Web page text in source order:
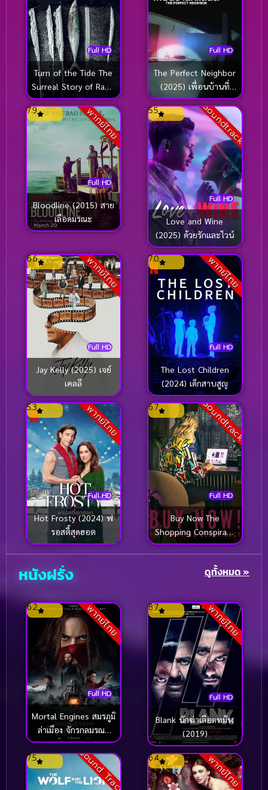
Fantasy จินตนาการ(69)
Fantasy แฟนตาซี (26)
Feel Good ฟีลกู้ด(2)
Feminism (1)
Fiction (40)
Film (45)
Film Noir นัวร์(1)
Friendship มิตรภาพ(1)
(1)
GMM25 (1)
Gothic
(25)
HBO
(42)
HBO Max (29)
Healing (16)
Heist
Historical (33)
History ประวัติศาสตร์ (19)
History ประวัติศาสตร์(233)
Horror สยองขวัญ(94)
Horror สยองขวัญ (843)
Human Interest ชีวิต(1)
Indie อินดี้ (1)
Inspiration สร้างแรงบันดาลใจ(1)
Inspirational แรงบันดาลใจ(356)
Full HD
Turn of the Tide The
Surreal Story of Rabo
de Peixe (2025)
อาชญากรน้ำเค็ม เปิด
เรื่องจริงสุดเหลือเชื่อ
Full HD
The Perfect Neighbor
(2025) เพื่อนบ้านที่
แสนอันตราย
พากย์ไทย
Full HD
7.9
Bloodline (2015) สาย
เลือดมรณะ
Soundtrack
Full HD
5.5
Love and Wine
(2025) ด้วยรักและไวน์
พากย์ไทย
Full HD
6.6
Jay Kelly (2025) เจย์
เคลลี
พากย์ไทย
Full HD
7.0
The Lost Children
(2024) เด็กสาบสูญ
พากย์ไทย
Full HD
5.3
Hot Frosty (2024) ฟ
รอสตี้สุดฮอต
Soundtrack
Full HD
6.7
Buy Now The
Shopping Conspiracy
(2024) ซื้อเลย กับดักให้
หนังฝรั่ง ดูทั้งหมด »
พากย์ไทย
Full HD
6.2
Mortal Engines สมรภูมิ
ล่าเมือง จักรกลมรณะ
(2018)
พากย์ไทย
Full HD
8.7
Blank นักฆ่าเลือดทมิฬ
(2019)
Sound Track
7.5 พากย์ไทย
6.4